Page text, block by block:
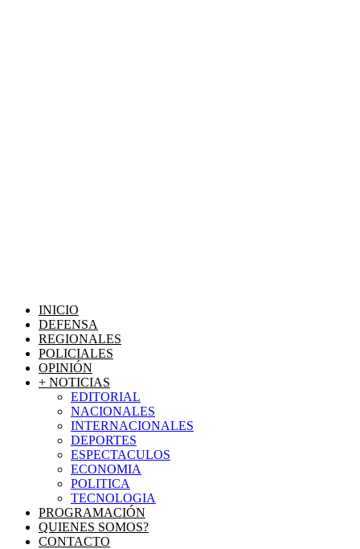
INICIO
DEFENSA
REGIONALES
POLICIALES
OPINIÓN
+ NOTICIAS
EDITORIAL
NACIONALES
INTERNACIONALES
DEPORTES
ESPECTACULOS
ECONOMIA
POLITICA
TECNOLOGIA
PROGRAMACIÓN
QUIENES SOMOS?
CONTACTO